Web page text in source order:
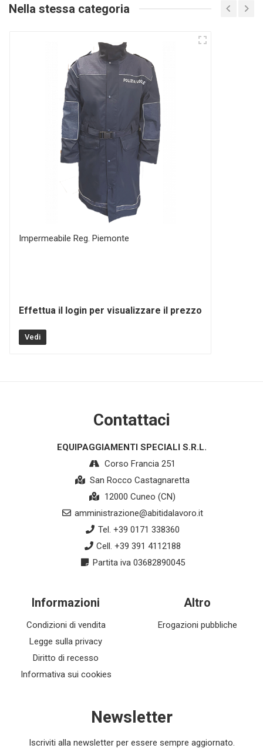
Nella stessa categoria
Impermeabile Reg. Piemonte
Effettua il login per visualizzare il prezzo
Vedi
Contattaci
EQUIPAGGIAMENTI SPECIALI S.R.L.
Corso Francia 251
San Rocco Castagnaretta
12000 Cuneo (CN)
amministrazione@abitidalavoro.it
Tel. +39 0171 338360
Cell. +39 391 4112188
Partita iva 03682890045
Informazioni
Condizioni di vendita
Legge sulla privacy
Diritto di recesso
Informativa sui cookies
Altro
Erogazioni pubbliche
Newsletter
Iscriviti alla newsletter per essere sempre aggiornato.